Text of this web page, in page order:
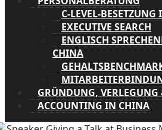
C-LEVEL-BESETZUNG
EXECUTIVE SEARCH
ENGLISCH
CHINA
GRÜNDUNG, VERLEGUNG
ACCOUNTING IN CHINA